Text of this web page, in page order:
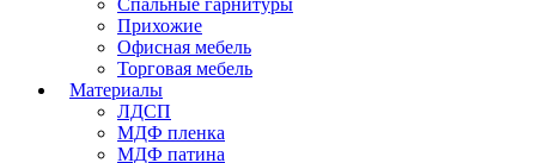
Спальные гарнитуры
Прихожие
Офисная мебель
Торговая мебель
Материалы
ЛДСП
МДФ пленка
МДФ патина